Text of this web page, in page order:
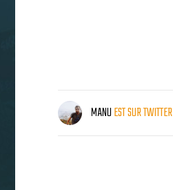
MANUEST SUR TWITTER